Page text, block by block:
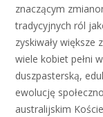
znaczącym
tradycyjnych ról
zyskiwały większe
wiele kobiet pełni
duszpasterską,
ewolucję
australijskim